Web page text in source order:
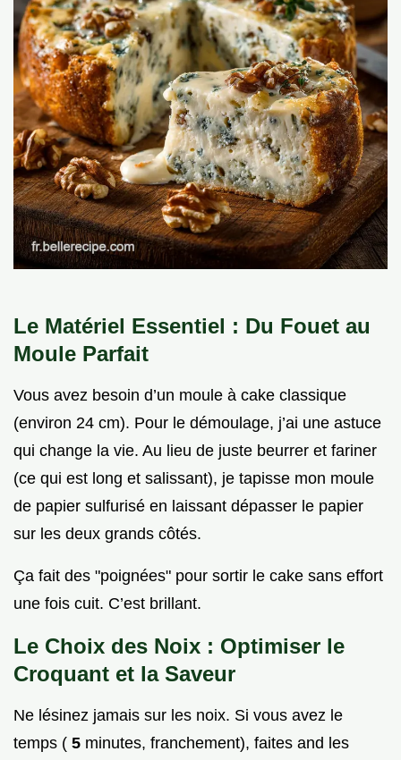
Le Matériel Essentiel : Du Fouet au
Moule Parfait
Vous avez besoin d’un moule à cake classique
(environ 24 cm). Pour le démoulage, j’ai une astuce
qui change la vie. Au lieu de juste beurrer et fariner
(ce qui est long et salissant), je tapisse mon moule
de papier sulfurisé en laissant dépasser le papier
sur les deux grands côtés.
Ça fait des "poignées" pour sortir le cake sans effort
une fois cuit. C’est brillant.
Le Choix des Noix : Optimiser le
Croquant et la Saveur
Ne lésinez jamais sur les noix. Si vous avez le
temps ( 5 minutes, franchement), faites and les